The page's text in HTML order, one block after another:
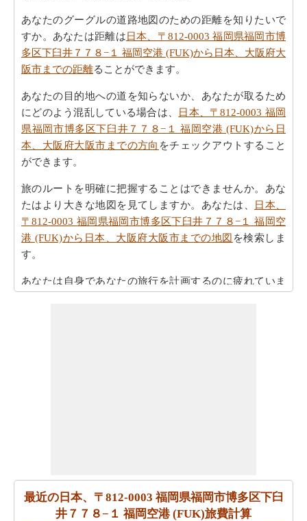
あなたのグーグルの道路地図のための距離を知りたいで
すか。あなたは距離は日本、〒812-0003 福岡県福岡市博
多区下臼井７７８−１ 福岡空港 (FUK)から日本、大阪府大
阪市までの距離ることができます。
あなたの目的地への道を知らないか、あなたが取るため
にどのよう混乱している場合は、
日本、〒812-0003 福岡
県福岡市博多区下臼井７７８−１ 福岡空港 (FUK)から日
本、大阪府大阪市までの方向 をチェックアウトすること
ができます。
旅のルートを明確に把握することはできませんか。あな
たはより大きな地図を見てしますか。あなたは、
日本、
〒812-0003 福岡県福岡市博多区下臼井７７８−１ 福岡空
港 (FUK)から日本、大阪府大阪市までの地図 を検索しま
す。
あなたは自身であなたの旅行を計画するのに疲れていま
あなたは道路の旅の代わりに飛行を取ることによって、
時間と労力を節約しますか。このケースでは、日本、〒
812-0003 福岡県福岡市博多区下臼井７７８−１ 福岡空港
最近の日本、〒812-0003 福岡県福岡市博多区下臼
井７７８−１ 福岡空港 (FUK)旅費計算